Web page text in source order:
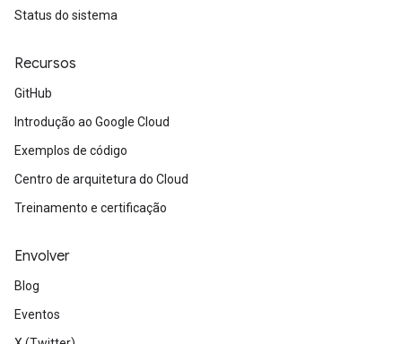
Status do sistema
Recursos
GitHub
Introdução ao Google Cloud
Exemplos de código
Centro de arquitetura do Cloud
Treinamento e certificação
Envolver
Blog
Eventos